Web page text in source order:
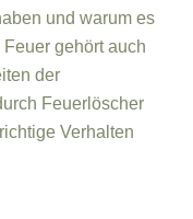
und warum es
gehört auch
der
Feuerlöscher
Verhalten